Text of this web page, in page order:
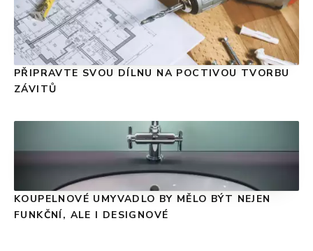
PŘIPRAVTE SVOU DÍLNU NA POCTIVOU TVORBU
ZÁVITŮ
KOUPELNOVÉ UMYVADLO BY MĚLO BÝT NEJEN
FUNKČNÍ, ALE I DESIGNOVÉ